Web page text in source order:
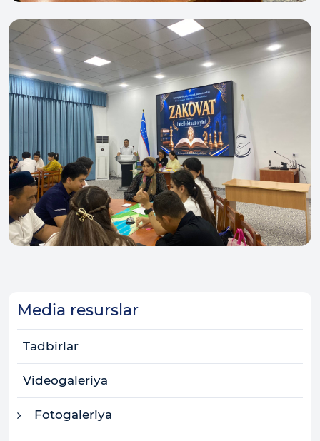
Media resurslar
Tadbirlar
Videogaleriya
Fotogaleriya